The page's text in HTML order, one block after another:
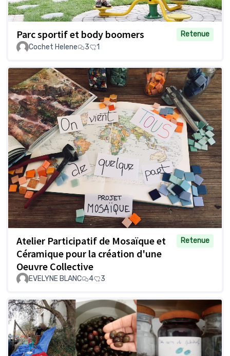
Parc sportif et body boomers
Retenue
Cochet Helene
3 1
Atelier Participatif de Mosaïque et
Céramique pour la création d'une
Oeuvre Collective
Retenue
EVELYNE BLANC 4 3